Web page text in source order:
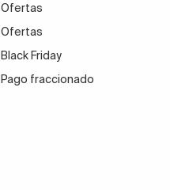
Ofertas
Ofertas
Black Friday
Pago fraccionado